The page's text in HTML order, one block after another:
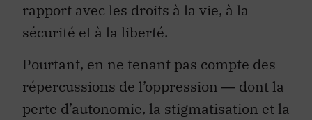
rapport avec les droits à la vie, à la
sécurité et à la liberté.
Pourtant, en ne tenant pas compte des
répercussions de l’oppression ― dont la
perte d’autonomie, la stigmatisation et la